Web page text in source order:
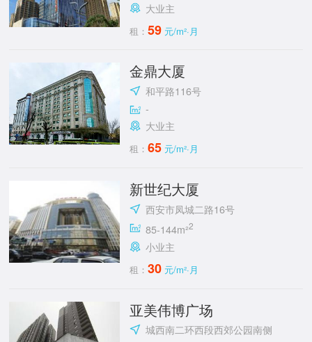
大业主
租：59 元/m²·月
金鼎大厦
和平路116号
-
大业主
租：65 元/m²·月
新世纪大厦
西安市凤城二路16号
85-144m²2
小业主
租：30 元/m²·月
亚美伟博广场
城西南二环西段西郊公园南侧